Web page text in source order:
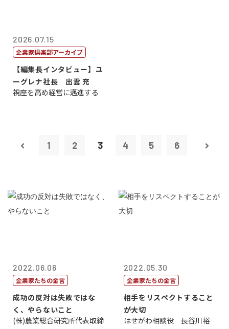
2026.07.15
企業家倶楽部アーカイブ
【編集長インタビュー】ユ
ーグレナ社長 出雲 充
視座を高め経営に邁進する
1 2 3 4 5 6
2022.06.06
企業家たちの金言
成功の反対は失敗ではな
く、やらないこと
(株)農業総合研究所代表取締
2022.05.30
企業家たちの金言
相手をリスペクトすること
が大切
はせがわ相談役 長谷川裕